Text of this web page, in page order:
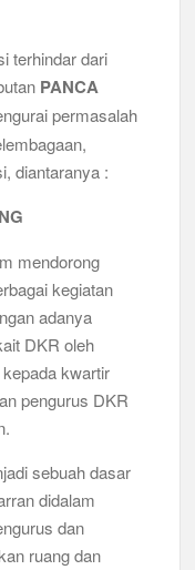
terhindar dari
PANCA
permasalah
diantaranya :
mendorong
kegiatan
adanya
DKR oleh
kwartir
pengurus DKR
sebuah dasar
didalam
dan
ruang dan